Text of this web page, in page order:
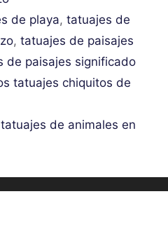
de playa,tatuajes de
, tatuajes de paisajes
de paisajes significado
tatuajes chiquitos de
de animales en